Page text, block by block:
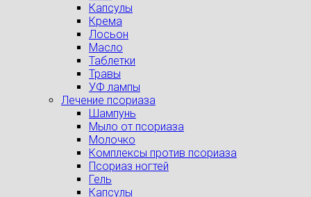
Капсулы
Крема
Лосьон
Масло
Таблетки
Травы
УФ лампы
Лечение псориаза
Шампунь
Мыло от псориаза
Молочко
Комплексы против псориаза
Псориаз ногтей
Гель
Капсулы